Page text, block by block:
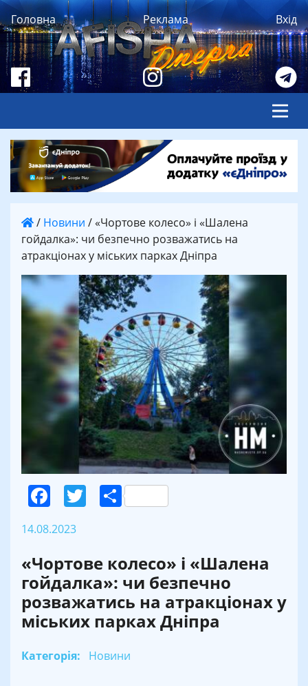
Головна Реклама Вхід
/ Новини / «Чортове колесо» і «Шалена
гойдалка»: чи безпечно розважатись на
атракціонах у міських парках Дніпра
Facebook
Twitter
Поділитися
14.08.2023
«Чортове колесо» і «Шалена
гойдалка»: чи безпечно
розважатись на атракціонах у
міських парках Дніпра
Категорія: Новини